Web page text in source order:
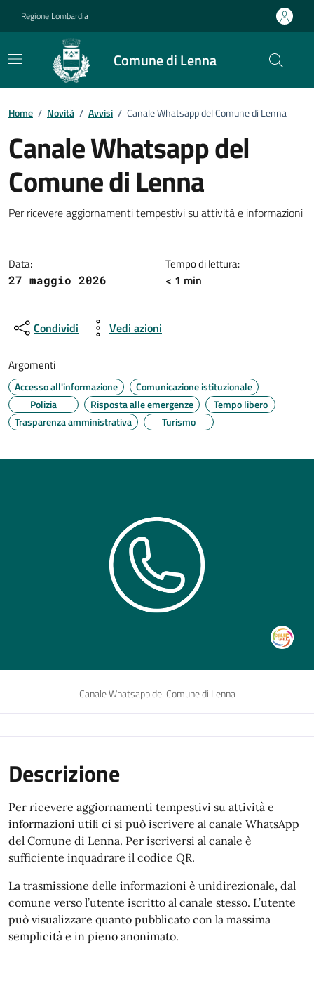
Regione Lombardia
Comune di Lenna
Home / Novità / Avvisi / Canale Whatsapp del Comune di Lenna
Canale Whatsapp del
Comune di Lenna
Dettagli della notizia
Per ricevere aggiornamenti tempestivi su attività e informazioni
Data:
27 maggio 2026
Tempo di lettura:
< 1 min
Condividi Vedi azioni
Argomenti
Accesso all'informazione
Comunicazione istituzionale
Polizia
Risposta alle emergenze
Tempo libero
Trasparenza amministrativa
Turismo
Canale Whatsapp del Comune di Lenna
Descrizione
Per ricevere aggiornamenti tempestivi su attività e
informazioni utili ci si può iscrivere al canale WhatsApp
del Comune di Lenna. Per iscriversi al canale è
sufficiente inquadrare il codice QR.
La trasmissione delle informazioni è unidirezionale, dal
comune verso l’utente iscritto al canale stesso. L’utente
può visualizzare quanto pubblicato con la massima
semplicità e in pieno anonimato.